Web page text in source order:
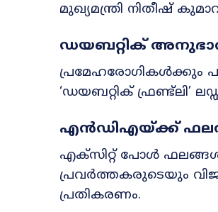
മുഖ്യമന്ത്രി നിതീഷ്
ഡയബറ്റിക്
പ്രമേഹരോഗികൾക്കും
‘ഡയബറ്റിക് ഫ്രണ്ട്ലി’
എൻഡിഎയ്ക്ക്
എക്‌സിറ്റ് പോൾ ഫലങ്ങൾ
പ്രവർത്തകരുടെയും
പ്രതികരണം.